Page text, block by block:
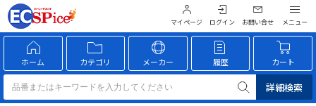
マイページ ログイン お問い合せ
ホーム カテゴリ メーカー 履歴 カート
詳細検索